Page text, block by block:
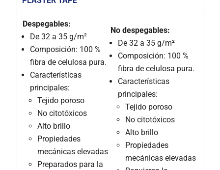
Despegables:
De 32 a 35 g/m²
Composición: 100 %
fibra de celulosa pura.
Características
principales:
Tejido poroso
No citotóxicos
Alto brillo
Propiedades
mecánicas elevadas
Preparados para la
No despegables:
De 32 a 35 g/m²
Composición: 100 %
fibra de celulosa pura.
Características
principales:
Tejido poroso
No citotóxicos
Alto brillo
Propiedades
mecánicas elevadas